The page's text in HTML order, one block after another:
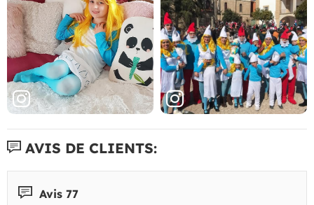
AVIS DE CLIENTS:
Avis 77